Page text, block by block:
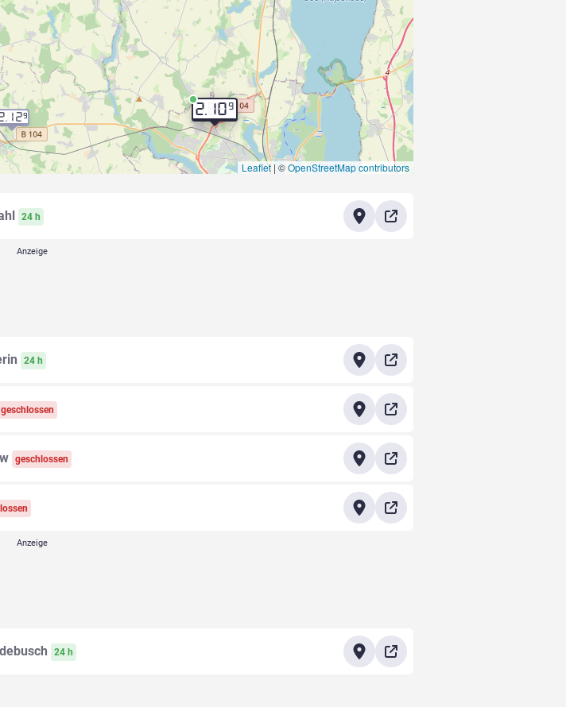
2.109
9
Leaflet | ©OpenStreetMap contributors
24 h
24 h
geschlossen
geschlossen
24 h